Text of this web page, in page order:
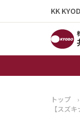
KK
トップ ›
【スズ